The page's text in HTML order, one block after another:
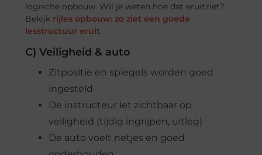
logische opbouw. Wil je weten hoe dat eruitziet?
Bekijk rijles opbouw: zo ziet een goede
lesstructuur eruit.
C) Veiligheid & auto
Zitpositie en spiegels worden goed
ingesteld
De instructeur let zichtbaar op
veiligheid (tijdig ingrijpen, uitleg)
De auto voelt netjes en goed